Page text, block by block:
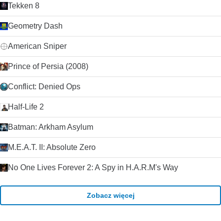
Tekken 8
Geometry Dash
American Sniper
Prince of Persia (2008)
Conflict: Denied Ops
Half-Life 2
Batman: Arkham Asylum
M.E.A.T. II: Absolute Zero
No One Lives Forever 2: A Spy in H.A.R.M's Way
Zobacz więcej